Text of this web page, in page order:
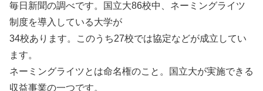
毎日新聞の調べです。国立大86校中、ネーミングライツ
制度を導入している大学が
34校あります。このうち27校では協定などが成立してい
ます。
ネーミングライツとは命名権のこと。国立大が実施できる
収益事業の一つです。